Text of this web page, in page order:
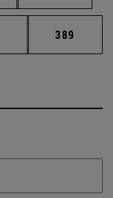
Páginas intermedias
Página
389